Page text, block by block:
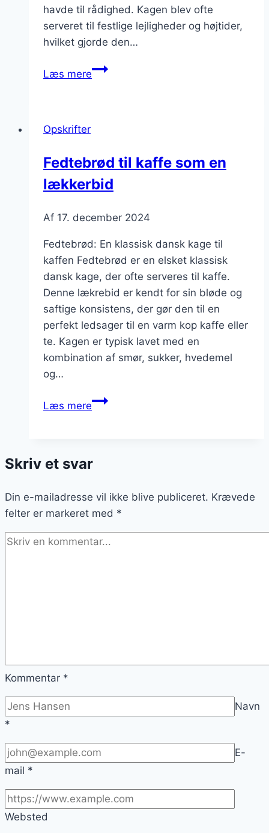
havde til rådighed. Kagen blev ofte
serveret til festlige lejligheder og højtider,
hvilket gjorde den…
Læs mereFedtebrød
Opskrifter
Fedtebrød til kaffe som en
lækkerbid
Af 17. december 2024
Fedtebrød: En klassisk dansk kage til
kaffen Fedtebrød er en elsket klassisk
dansk kage, der ofte serveres til kaffe.
Denne lækrebid er kendt for sin bløde og
saftige konsistens, der gør den til en
perfekt ledsager til en varm kop kaffe eller
te. Kagen er typisk lavet med en
kombination af smør, sukker, hvedemel
og…
Læs mereFedtebrød
en
Skriv et svar
Din e-mailadresse vil ikke blive publiceret. Krævede
felter er markeret med *
Kommentar *
Navn
*
E-
mail *
Websted